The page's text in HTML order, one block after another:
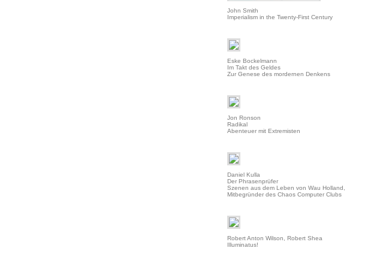
John Smith
Imperialism in the Twenty-First Century
Eske Bockelmann
Im Takt des Geldes
Zur Genese des mordernen Denkens
Jon Ronson
Radikal
Abenteuer mit Extremisten
Daniel Kulla
Der Phrasenprüfer
Szenen aus dem Leben von Wau Holland,
Mitbegründer des Chaos Computer Clubs
Robert Anton Wilson, Robert Shea
Illuminatus!